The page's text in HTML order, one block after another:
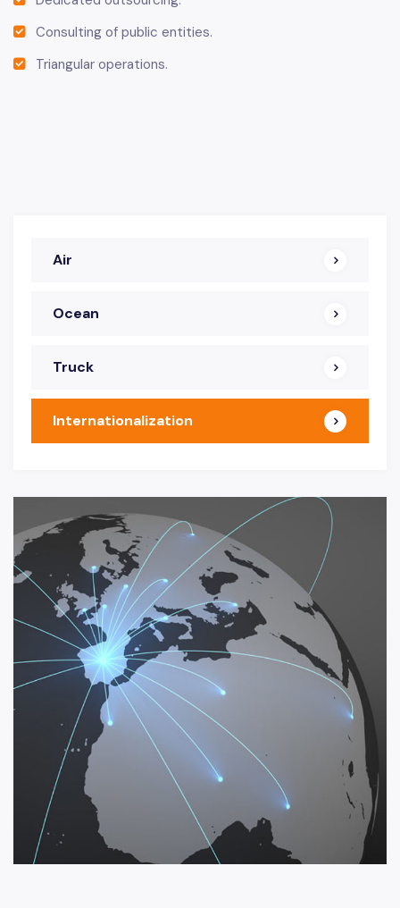
Air
Ocean
Truck
Internationalization
Consulting of public entities.
Triangular operations.